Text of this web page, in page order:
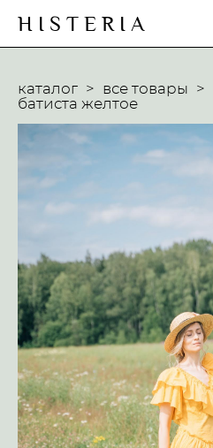
H I S T E R I A
каталог > все товары >
батиста желтое